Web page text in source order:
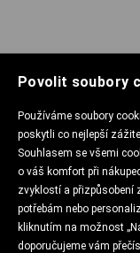
Povolit soubory
Používáme soubory
poskytli co nejlepší
Souhlasem se všemi
o váš komfort při
zvyklostí a přizpůsobení
potřebám nebo
kliknutím na možnost
doporučujeme vám